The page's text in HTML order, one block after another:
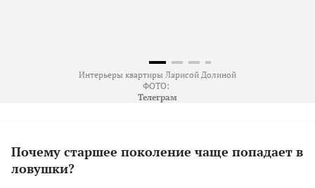
Интерьеры квартиры Ларисой Долиной
ФОТО:
Телеграм
Почему старшее поколение чаще попадает в
ловушки?